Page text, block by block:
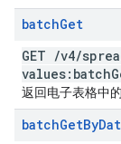
batchGet
GET /v4/
values:batch
返回电子表格中
batchGetBy